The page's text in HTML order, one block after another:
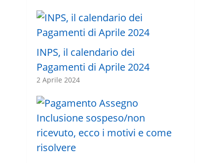
INPS, il calendario dei
Pagamenti di Aprile 2024
2 Aprile 2024